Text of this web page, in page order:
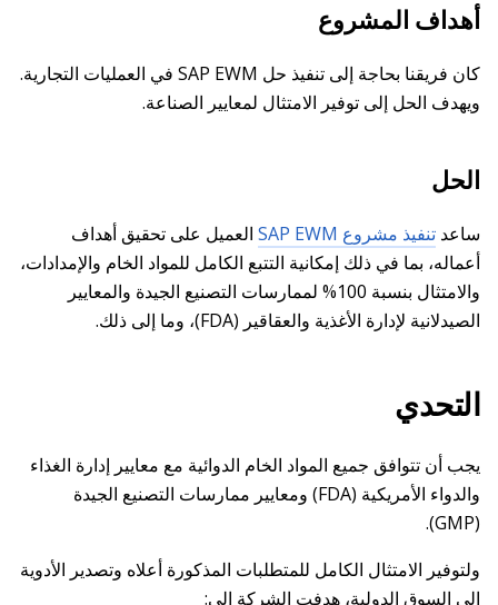
أهداف المشروع
كان فريقنا بحاجة إلى تنفيذ حل SAP EWM في العمليات التجارية.
ويهدف الحل إلى توفير الامتثال لمعايير الصناعة.
الحل
ساعد تنفيذ مشروع SAP EWM
العميل على تحقيق أهداف
أعماله، بما في ذلك إمكانية التتبع الكامل للمواد الخام والإمدادات،
والامتثال بنسبة 100% لممارسات التصنيع الجيدة والمعايير
الصيدلانية لإدارة الأغذية والعقاقير (FDA)، وما إلى ذلك.
التحدي
يجب أن تتوافق جميع المواد الخام الدوائية مع معايير إدارة الغذاء
والدواء الأمريكية (FDA) ومعايير ممارسات التصنيع الجيدة
(GMP).
ولتوفير الامتثال الكامل للمتطلبات المذكورة أعلاه وتصدير الأدوية
إلى السوق الدولية، هدفت الشركة إلى: